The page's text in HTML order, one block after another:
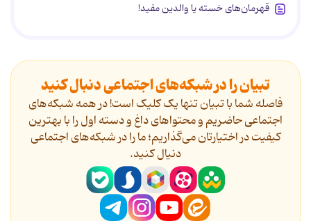
قهرمان‌های خسته یا والدین مفید!
تبیان را در شبکه‌های اجتماعی دنبال کنید
فاصله شما با تبیان تنها یک کلیک است! در همه شبکه‌های
اجتماعی حاضریم و محتواهای داغ و دسته اول را با بهترین
کیفیت در اختیارتان می‌گذاریم؛ ما را در شبکه‌های اجتماعی
دنیال کنید.